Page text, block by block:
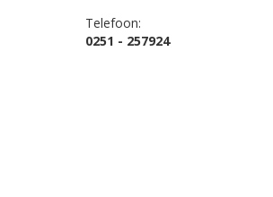
Telefoon:
0251 - 257924